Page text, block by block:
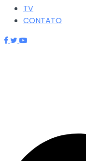
TV
CONTATO